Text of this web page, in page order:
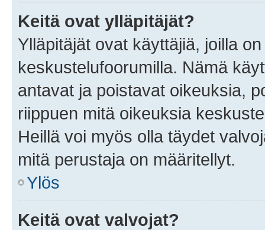
Keitä ovat ylläpitäjät?
Ylläpitäjät ovat käyttäjiä, joilla
keskustelufoorumilla. Nämä
antavat ja poistavat oikeuksia,
riippuen mitä oikeuksia
Heillä voi myös olla täydet
mitä perustaja on määritellyt.
Ylös
Keitä ovat valvojat?